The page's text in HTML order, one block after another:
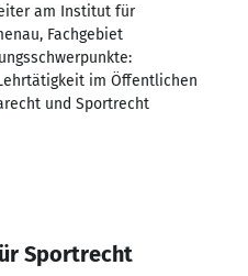
am Institut für
Fachgebiet
im Öffentlichen
und Sportrecht
Sportrecht